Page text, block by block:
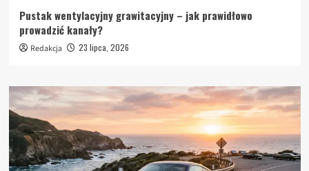
Pustak wentylacyjny grawitacyjny – jak prawidłowo
prowadzić kanały?
Redakcja 23 lipca, 2026